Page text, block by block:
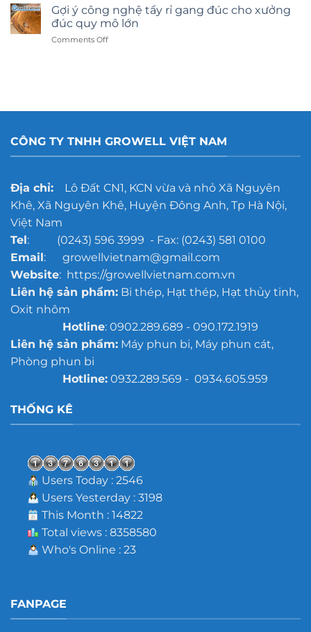
cát
kính
hay
dán
hơn?
Gợi ý công nghệ tẩy rỉ gang đúc cho xưởng
đúc quy mô lớn
Comments Offon
rỉ
cho
xưởng
mô
lớn
CÔNG TY TNHH GROWELL VIỆT NAM
Địa chỉ:Lô Đất CN1, KCN vừa và nhỏ Xã Nguyên
Khê, Xã Nguyên Khê, Huyện Đông Anh, Tp Hà Nội,
Việt Nam
Tel: (0243) 596 3999 - Fax: (0243) 581 0100
Email: growellvietnam@gmail.com
Website: https://growellvietnam.com.vn
Liên hệ sản phẩm:Bi thép, Hạt thép, Hạt thủy tinh,
Oxit nhôm
Hotline: 0902.289.689 - 090.172.1919
Liên hệ sản phẩm:Máy phun bi, Máy phun cát,
Phòng phun bi
Hotline:0932.289.569 - 0934.605.959
THỐNG KÊ
Users Today : 2546
Users Yesterday : 3198
This Month : 14822
Total views : 8358580
Who's Online : 23
FANPAGE